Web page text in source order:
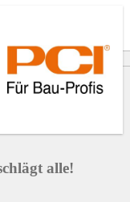
GmbH
alle!